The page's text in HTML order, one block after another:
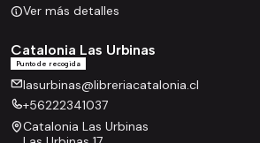
Ver más detalles
Catalonia Las Urbinas
Punto de recogida
lasurbinas@libreriacatalonia.cl
+56222341037
Catalonia Las Urbinas